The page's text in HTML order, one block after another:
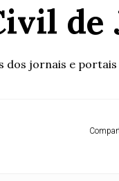
de
dos jornais e